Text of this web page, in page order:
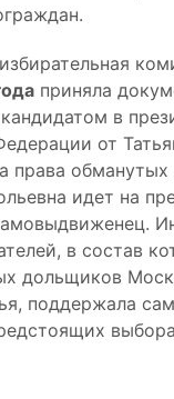
приняла
в
от
права
идет на
в состав
дольщиков
поддержала